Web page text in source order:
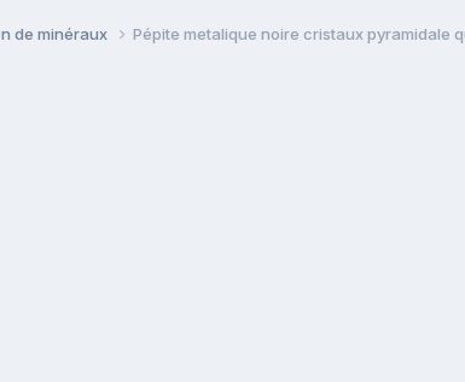
de minéraux Pépite metalique noire cristaux pyramidale